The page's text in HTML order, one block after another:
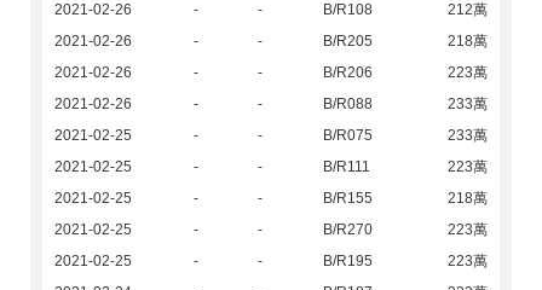
2021-02-26
- - B/R108
212萬
2021-02-26
- - B/R205
218萬
2021-02-26
- - B/R206
223萬
2021-02-26
- - B/R088
233萬
2021-02-25
- - B/R075
233萬
2021-02-25
- - B/R111
223萬
2021-02-25
- - B/R155
218萬
2021-02-25
- - B/R270
223萬
2021-02-25
- - B/R195
223萬